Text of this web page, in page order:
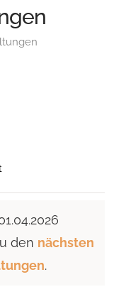
den nächsten
.